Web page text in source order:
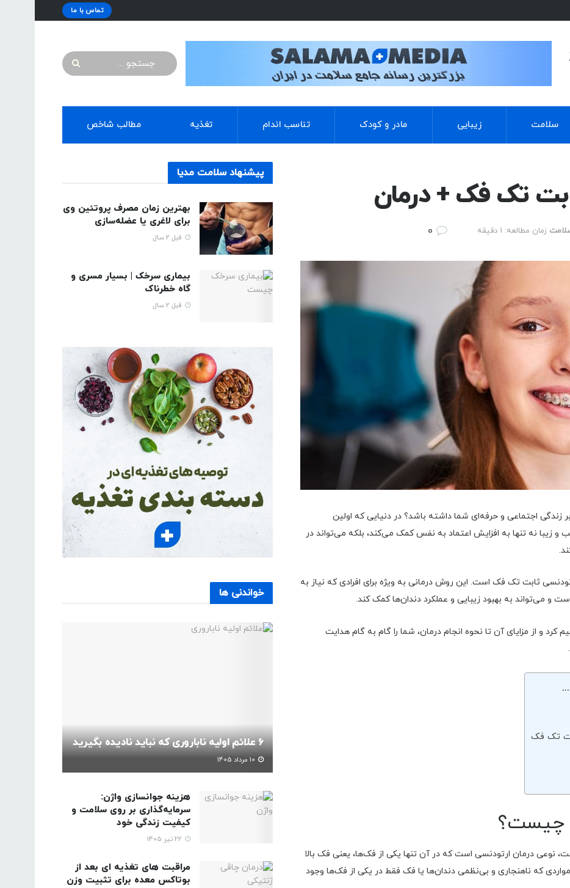
تماس با ما
سلامت زیبایی مادر و کودک تناسب اندام تغذیه مطالب شاخص
تک فک + درمان
زمان مطالعه: 1 دقیقه
زندگی اجتماعی و حرفه‌ای شما داشته باشد؟ در دنیایی که اولین
و زیبا نه تنها به افزایش اعتماد به نفس کمک می‌کند، بلکه می‌تواند در
ثابت تک فک است. این روش درمانی به ویژه برای افرادی که نیاز به
و می‌تواند به بهبود زیبایی و عملکرد دندان‌ها کمک کند.
کرد و از مزایای آن تا نحوه انجام درمان، شما را گام به گام هدایت
تک فک
چیست؟
نوعی درمان ارتودنسی است که در آن تنها یکی از فک‌ها، یعنی فک بالا
که ناهنجاری و بی‌نظمی دندان‌ها یا فک فقط در یکی از فک‌ها وجود
پیشنهاد سلامت مدیا
بهترین زمان مصرف پروتئین وی
برای لاغری یا عضله‌سازی
قبل 2 سال
بیماری سرخک | بسیار مسری و
گاه خطرناک
قبل 2 سال
خواندنی ها
6 علائم اولیه ناباروری که نباید نادیده بگیرید
هزینه جوانسازی واژن:
سرمایه‌گذاری بر روی سلامت و
کیفیت زندگی خود
مراقبت های تغذیه ای بعد از
بوتاکس معده برای تثبیت وزن